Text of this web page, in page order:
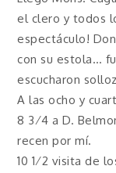
el clero y todos
espectáculo!
con su estola…
escucharon
A las ocho y
8 3⁄4 a D.
recen por mí.
10 1⁄2 visita de